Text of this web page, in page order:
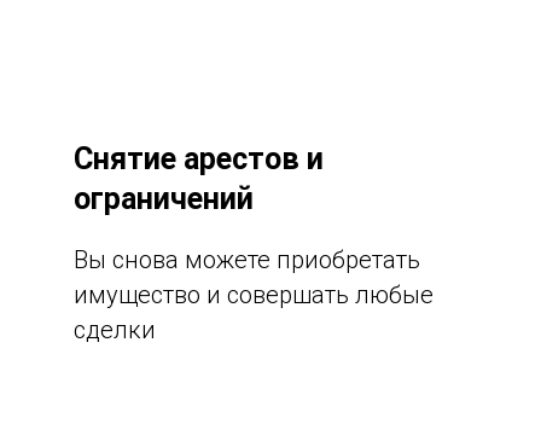
Снятие арестов и
ограничений
Вы снова можете приобретать
имущество и совершать любые
сделки